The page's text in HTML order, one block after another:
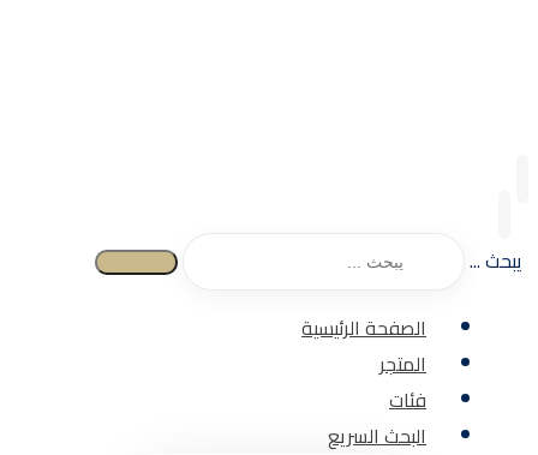
يبحث ...
الصفحة الرئيسية
المتجر
فئات
البحث السريع